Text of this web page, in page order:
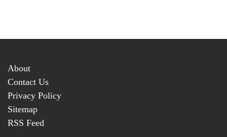
About
Contact Us
Privacy Policy
Sitemap
RSS Feed